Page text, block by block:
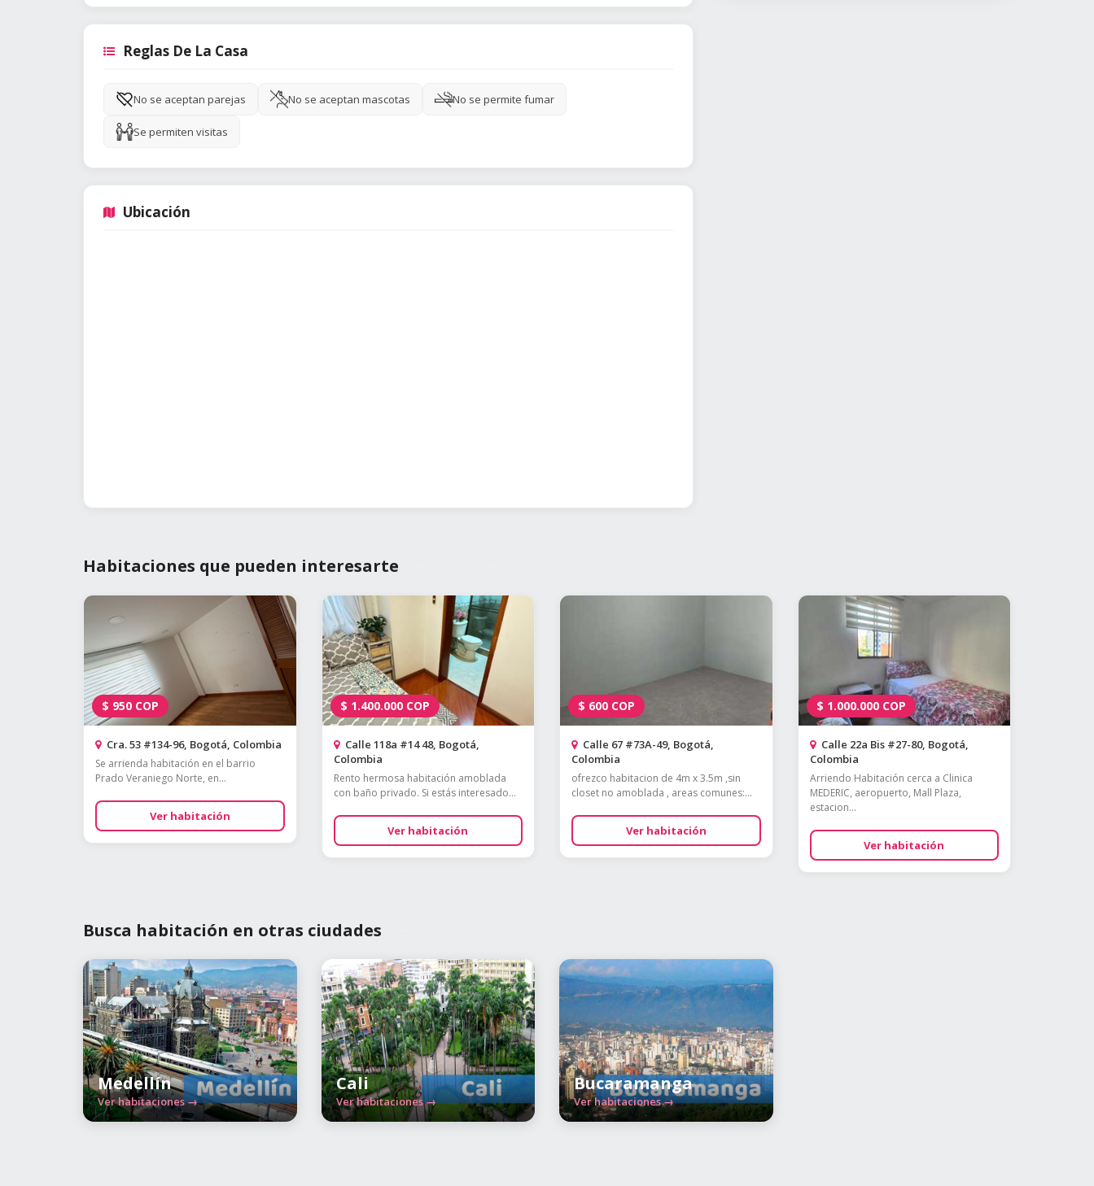
Reglas De La Casa
No se aceptan parejas No se aceptan mascotas No se permite fumar
Se permiten visitas
Ubicación
Habitaciones que pueden interesarte
$ 950 COP
Cra. 53 #134-96, Bogotá, Colombia
Se arrienda habitación en el barrio
Prado Veraniego Norte, en...
Ver habitación
$ 1.400.000 COP
Calle 118a #14 48, Bogotá,
Colombia
Rento hermosa habitación amoblada
con baño privado. Si estás interesado...
Ver habitación
$ 600 COP
Calle 67 #73A-49, Bogotá,
Colombia
ofrezco habitacion de 4m x 3.5m ,sin
closet no amoblada , areas comunes:...
Ver habitación
$ 1.000.000 COP
Calle 22a Bis #27-80, Bogotá,
Colombia
Arriendo Habitación cerca a Clinica
MEDERIC, aeropuerto, Mall Plaza,
estacion...
Ver habitación
Busca habitación en otras ciudades
Medellín
Ver habitaciones →
Cali
Ver habitaciones →
Bucaramanga
Ver habitaciones →